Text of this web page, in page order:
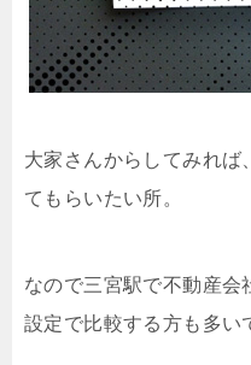
大家さんからしてみれば
てもらいたい所。
なので三宮駅で不動産会
設定で比較する方も多い